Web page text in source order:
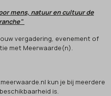
mens, natuur en cultuur de
vergadering, evenement of
met Meerwaarde(n).
kun je bij meerdere
is.